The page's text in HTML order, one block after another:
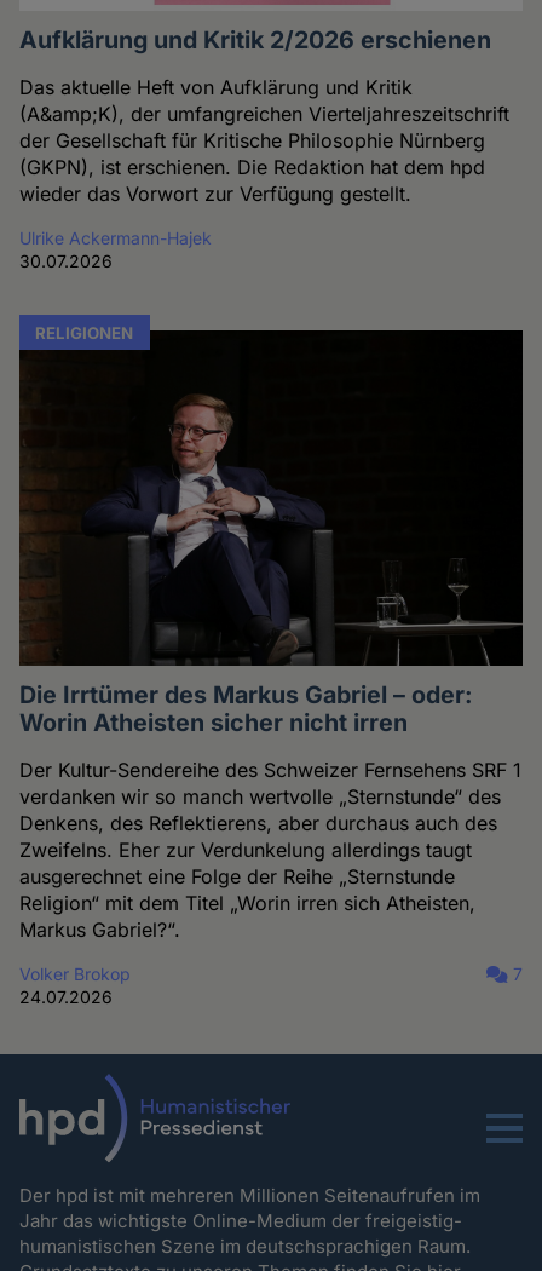
Aufklärung und Kritik 2/2026 erschienen
Das aktuelle Heft von Aufklärung und Kritik
(A&amp;K), der umfangreichen Vierteljahreszeitschrift
der Gesellschaft für Kritische Philosophie Nürnberg
(GKPN), ist erschienen. Die Redaktion hat dem hpd
wieder das Vorwort zur Verfügung gestellt.
Ulrike Ackermann-Hajek
30.07.2026
RELIGIONEN
Die Irrtümer des Markus Gabriel – oder:
Worin Atheisten sicher nicht irren
Der Kultur-Sendereihe des Schweizer Fernsehens SRF 1
verdanken wir so manch wertvolle „Sternstunde“ des
Denkens, des Reflektierens, aber durchaus auch des
Zweifelns. Eher zur Verdunkelung allerdings taugt
ausgerechnet eine Folge der Reihe „Sternstunde
Religion“ mit dem Titel „Worin irren sich Atheisten,
Markus Gabriel?“.
Volker Brokop
24.07.2026
7
Menu
Der hpd ist mit mehreren Millionen Seitenaufrufen im
Jahr das wichtigste Online-Medium der freigeistig-
humanistischen Szene im deutschsprachigen Raum.